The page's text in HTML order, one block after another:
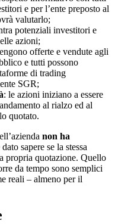
e per l’ente preposto al
valutarlo;
potenziali investitori e
azioni;
offerte e vendute agli
e tutti possono
di trading
SGR;
: le azioni iniziano a essere
al rialzo ed al
quotato.
non ha
sapere se la stessa
propria quotazione. Quello
da tempo sono semplici
reali – almeno per il